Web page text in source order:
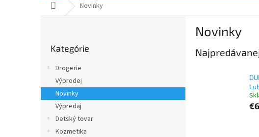
DomovNovinky
a
kategórie
Kategórie
Drogerie
Výprodej
Novinky
Výpredaj
Detský tovar
Kozmetika
Novinky